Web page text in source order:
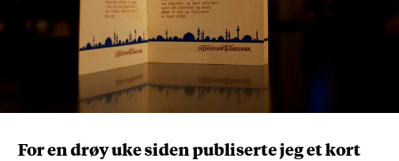
For en drøy uke siden publiserte jeg et kort